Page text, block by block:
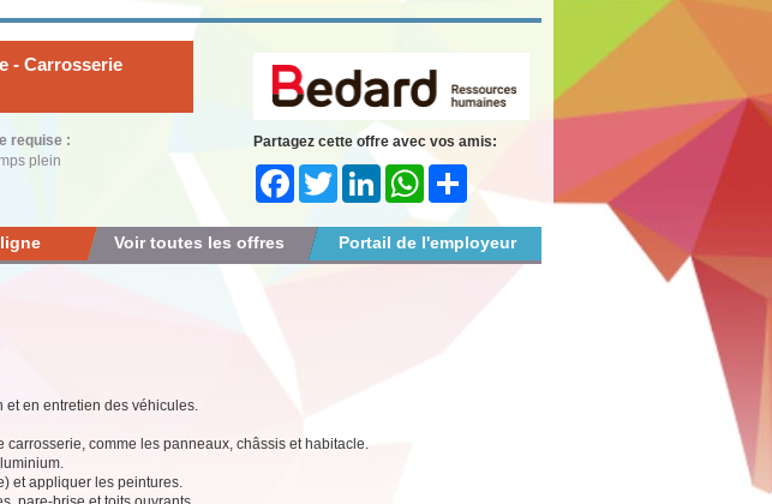
- Carrosserie
requise :
plein
Partagez cette offre avec vos amis:
FacebookTwitter LinkedInWhatsApp
Portail de l'employeur
Voir toutes les offres
en entretien des véhicules.
comme les panneaux, châssis et habitacle.
et appliquer les peintures.